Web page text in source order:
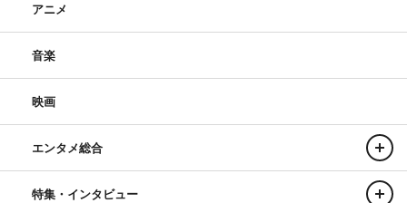
アニメ
音楽
映画
エンタメ総合
特集・インタビュー